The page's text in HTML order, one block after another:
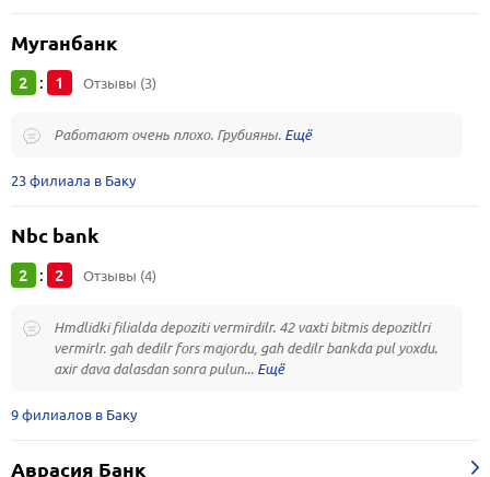
Муганбанк
2 : 1 Отзывы (3)
Работают очень плохо. Грубияны.
23 филиала в Баку
Nbc bank
2 : 2 Отзывы (4)
Hmdlidki filialda depoziti vermirdilr. 42 vaxti bitmis depozitlri
vermirlr. gah dedilr fors majordu, gah dedilr bankda pul yoxdu.
axir dava dalasdan sonra pulun...
9 филиалов в Баку
Аврасия Банк